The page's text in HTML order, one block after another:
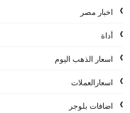
اخبار مصر
أداة
اسعار الذهب اليوم
اسعارالعملات
اضافات بلوجر